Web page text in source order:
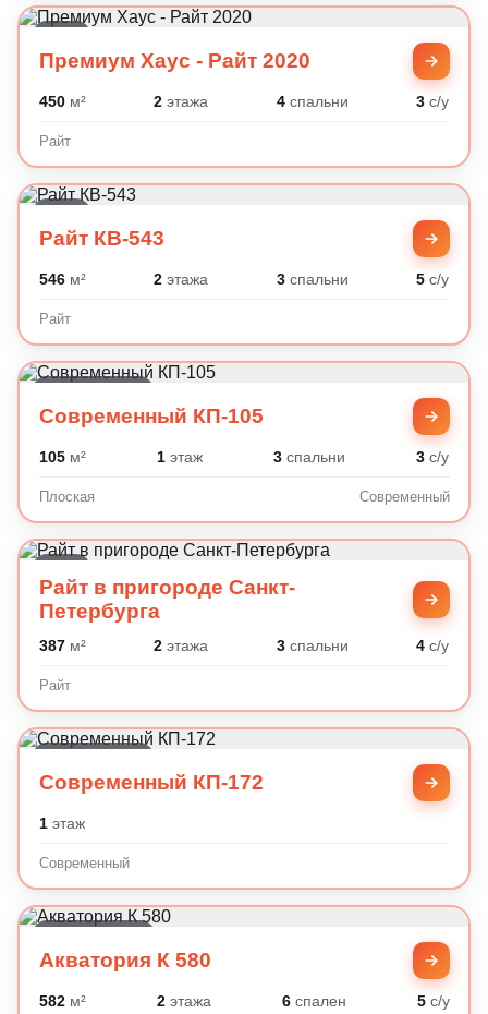
Премиум Хаус - Райт 2020
450м² 2 этажа 4спальни 3 с/у
Райт
Райт КВ-543
546м² 2 этажа 3спальни 5 с/у
Райт
Современный КП-105
105м² 1этаж 3 спальни 3 с/у
Плоская Современный
Райт в пригороде Санкт-
Петербурга
387м² 2 этажа 3спальни 4 с/у
Райт
Современный КП-172
1этаж
Современный
Акватория К 580
582м² 2этажа 6спален 5с/у